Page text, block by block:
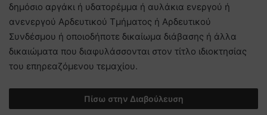
δημόσιο αργάκι ή υδατορέμμα ή αυλάκια ενεργού ή
ανενεργού Αρδευτικού Τμήματος ή Αρδευτικού
Συνδέσμου ή οποιοδήποτε δικαίωμα διάβασης ή άλλα
δικαιώματα που διαφυλάσσονται στον τίτλο ιδιοκτησίας
του επηρεαζόμενου τεμαχίου.
Πίσω στην Διαβούλευση